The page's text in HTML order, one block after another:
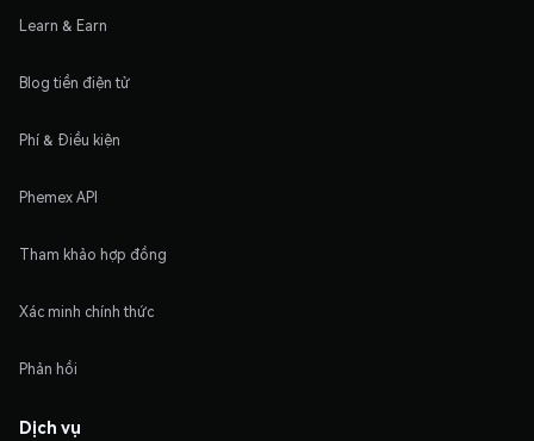
Learn & Earn
Blog tiền điện tử
Phí & Điều kiện
Phemex API
Tham khảo hợp đồng
Xác minh chính thức
Phản hồi
Dịch vụ